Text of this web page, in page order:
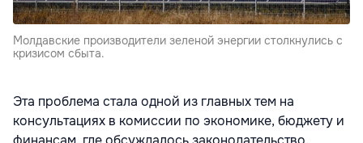
Молдавские производители зеленой энергии столкнулись с
кризисом сбыта.
Эта проблема стала одной из главных тем на
консультациях в комиссии по экономике, бюджету и